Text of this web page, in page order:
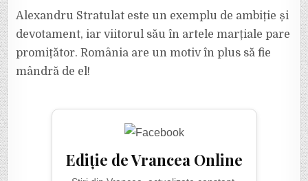
Alexandru Stratulat este un exemplu de ambiție și
devotament, iar viitorul său în artele marțiale pare
promițător. România are un motiv în plus să fie
mândră de el!
Ediție de Vrancea Online